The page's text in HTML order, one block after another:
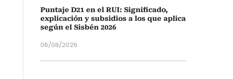
Puntaje D21 en el RUI: Significado,
explicación y subsidios a los que aplica
según el Sisbén 2026
06/08/2026